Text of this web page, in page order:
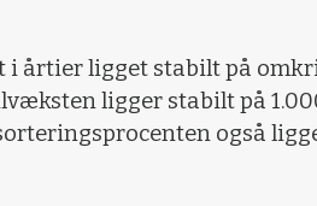
i årtier ligget stabilt på
ligger stabilt på
også